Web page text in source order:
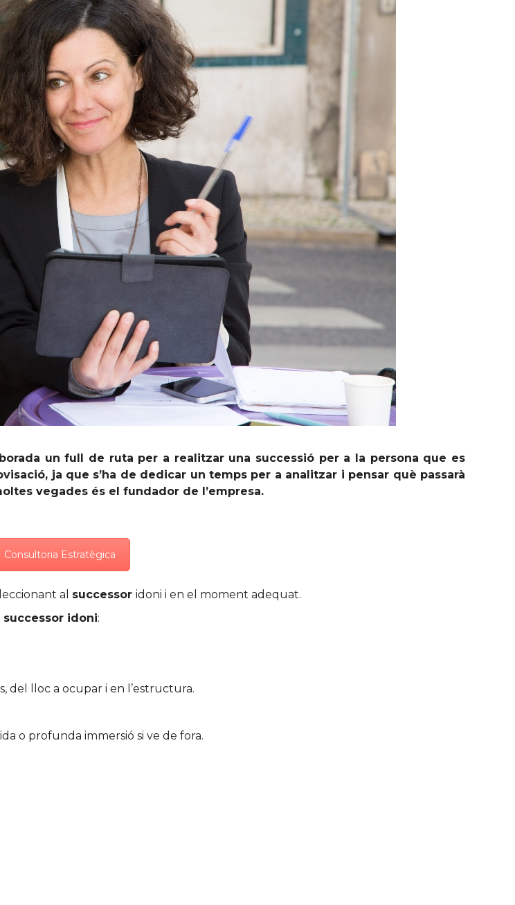
un full de ruta per a realitzar una successió per a la persona que es
ja que s’ha de dedicar un temps per a analitzar i pensar què passarà
vegades és el fundador de l’empresa.
Consultoria Estratègica
al successor idoni i en el moment adequat.
successor idoni:
del lloc a ocupar i en l’estructura.
o profunda immersió si ve de fora.